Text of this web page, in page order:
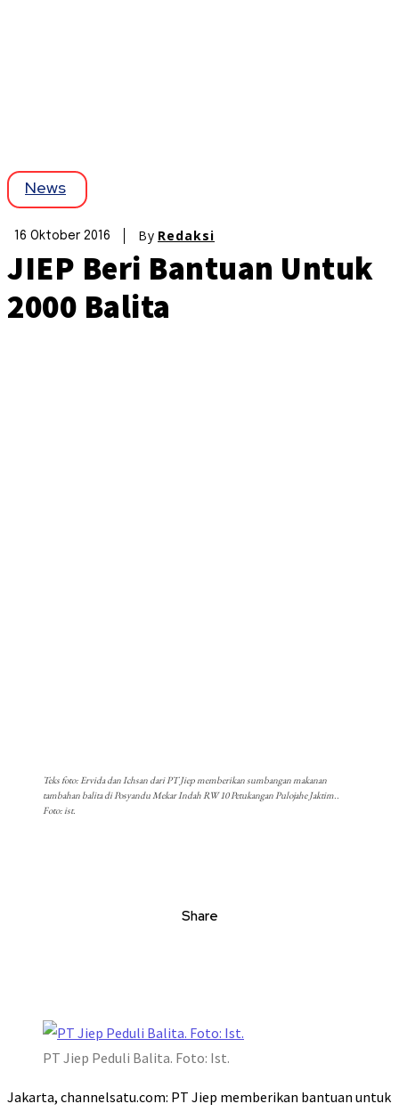
News
16 Oktober 2016 By Redaksi
JIEP Beri Bantuan Untuk
2000 Balita
Teks foto: Ervida dan Ichsan dari PT Jiep memberikan sumbangan makanan
tambahan balita di Posyandu Mekar Indah RW 10 Petukangan Pulojahe Jaktim..
Foto: ist.
Share
PT Jiep Peduli Balita. Foto: Ist.
Jakarta, channelsatu.com: PT Jiep memberikan bantuan untuk